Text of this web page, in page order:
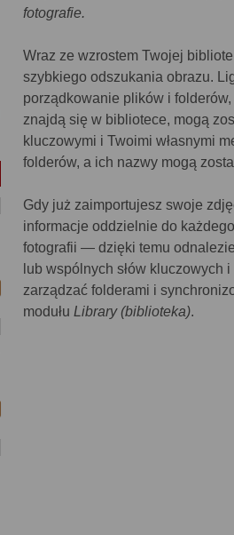
fotografie.
Wraz ze wzrostem Twojej
szybkiego odszukania obrazu.
porządkowanie plików i
znajdą się w bibliotece, mogą
kluczowymi i Twoimi własnymi
folderów, a ich nazwy mogą
Gdy już zaimportujesz swoje
informacje oddzielnie do
fotografii — dzięki temu
lub wspólnych słów
zarządzać folderami i
modułu Library (biblioteka).